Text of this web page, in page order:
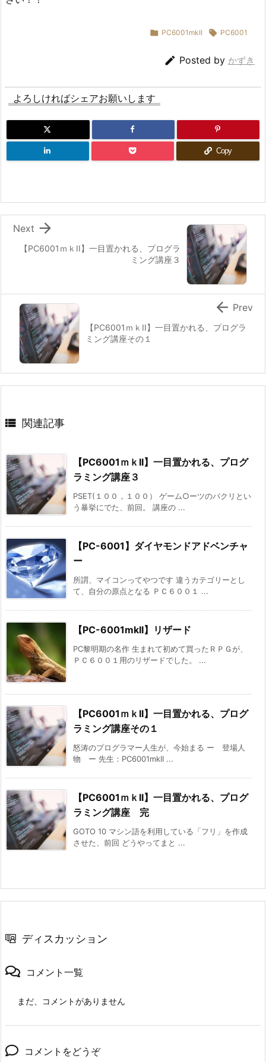
 PC6001mkII  PC6001
 Posted by かずき
よろしければシェアお願いします
Copy
【PC6001ｍｋII】一目置かれる、プログラ
ミング講座３

Next
【PC6001ｍｋII】一目置かれる、プログラ
ミング講座その１
 Prev
 関連記事
【PC6001ｍｋII】一目置かれる、プログ
ラミング講座３
PSET(１００，１００） ゲーム○ーツのパクリとい
う暴挙にでた、前回。 講座の ...
【PC-6001】ダイヤモンドアドベンチャ
ー
所謂、マイコンってやつです 違うカテゴリーとし
て、自分の原点となる ＰＣ６００１ ...
【PC-6001mkII】リザード
PC黎明期の名作 生まれて初めて買ったＲＰＧが、
ＰＣ６００１用のリザードでした。 ...
【PC6001ｍｋII】一目置かれる、プログ
ラミング講座その１
怒涛のプログラマー人生が、今始まる ー 登場人
物 ー 先生：PC6001mkII ...
【PC6001ｍｋII】一目置かれる、プログ
ラミング講座 完
GOTO 10 マシン語を利用している「フリ」を作成
させた、前回 どうやってまと ...
ディスカッション
コメント一覧
まだ、コメントがありません
コメントをどうぞ